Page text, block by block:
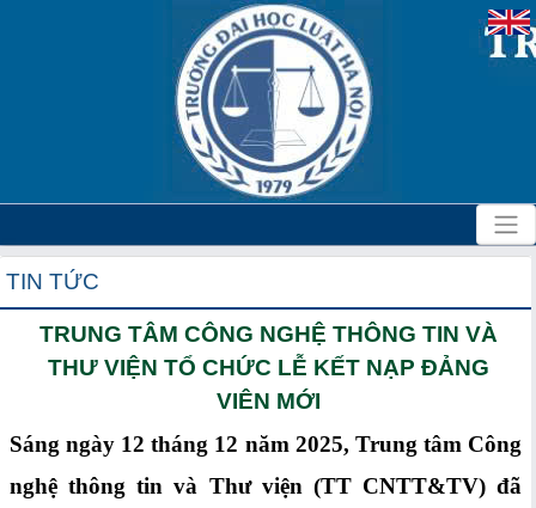
TIN TỨC
TRUNG TÂM CÔNG NGHỆ THÔNG TIN VÀ
THƯ VIỆN TỔ CHỨC LỄ KẾT NẠP ĐẢNG
VIÊN MỚI
Sáng ngày 12 tháng 12 năm 2025, Trung tâm Công
nghệ thông tin và Thư viện (TT CNTT&TV) đã